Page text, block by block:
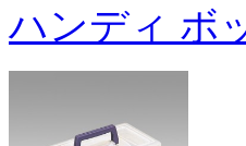
ハンディ ボ